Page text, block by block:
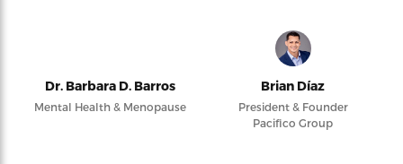
Dr. Barbara D. Barros
Mental Health & Menopause
Brian Díaz
President & Founder
Pacifico Group